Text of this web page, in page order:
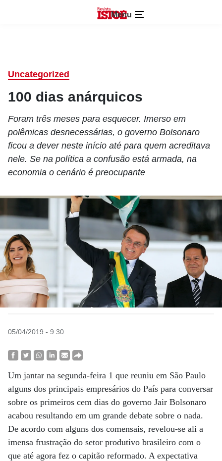
Menu
Uncategorized
100 dias anárquicos
Foram três meses para esquecer. Imerso em
polêmicas desnecessárias, o governo Bolsonaro
ficou a dever neste início até para quem acreditava
nele. Se na política a confusão está armada, na
economia o cenário é preocupante
05/04/2019 - 9:30
Um jantar na segunda-feira 1 que reuniu em São Paulo
alguns dos principais empresários do País para conversar
sobre os primeiros cem dias do governo Jair Bolsonaro
acabou resultando em um grande debate sobre o nada.
De acordo com alguns dos comensais, revelou-se ali a
imensa frustração do setor produtivo brasileiro com o
que até agora fez o capitão reformado. A expectativa